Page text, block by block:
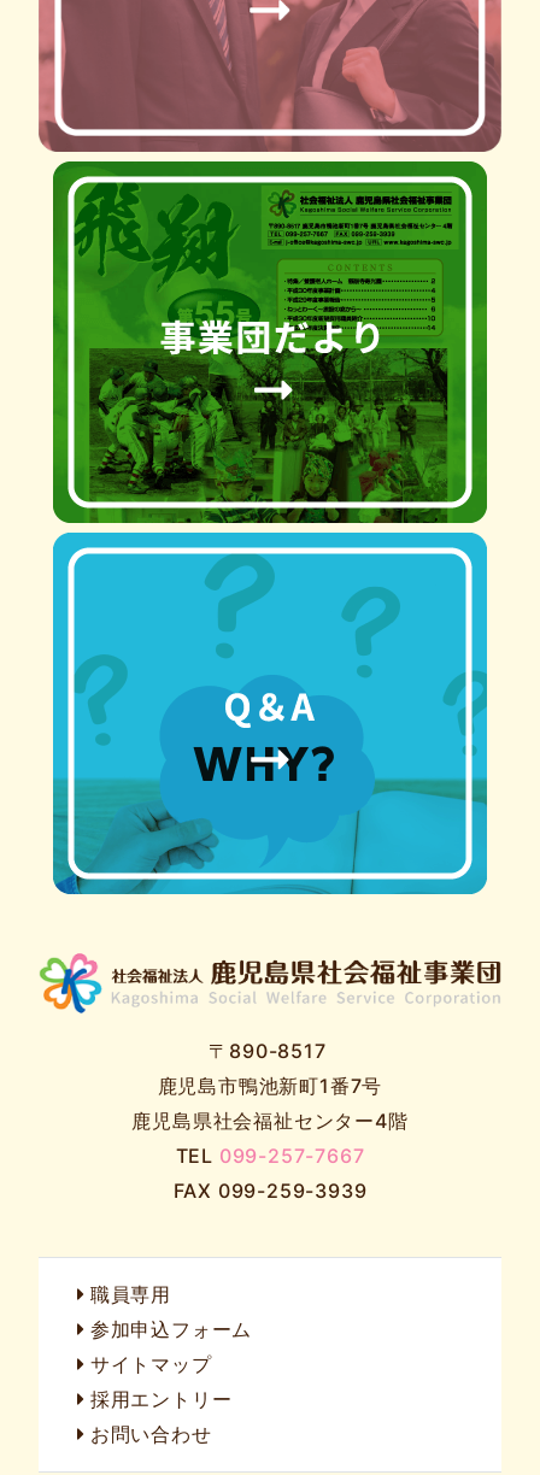
〒890-8517
鹿児島市鴨池新町1番7号
鹿児島県社会福祉センター4階
TEL 099-257-7667
FAX 099-259-3939
職員専用
参加申込フォーム
サイトマップ
採用エントリー
お問い合わせ